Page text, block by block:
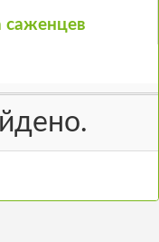
саженцев